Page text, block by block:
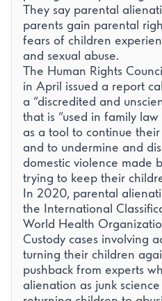
They say parental
parents gain parental
fears of children
and sexual abuse.
The Human Rights
in April issued a report
a “discredited and
that is “used in family
as a tool to continue
and to undermine and
domestic violence made
trying to keep their
In 2020, parental
the International
World Health
Custody cases involving
turning their children
pushback from experts
alienation as junk